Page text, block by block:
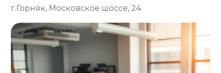
г.Горняк, Московское шоссе, 24